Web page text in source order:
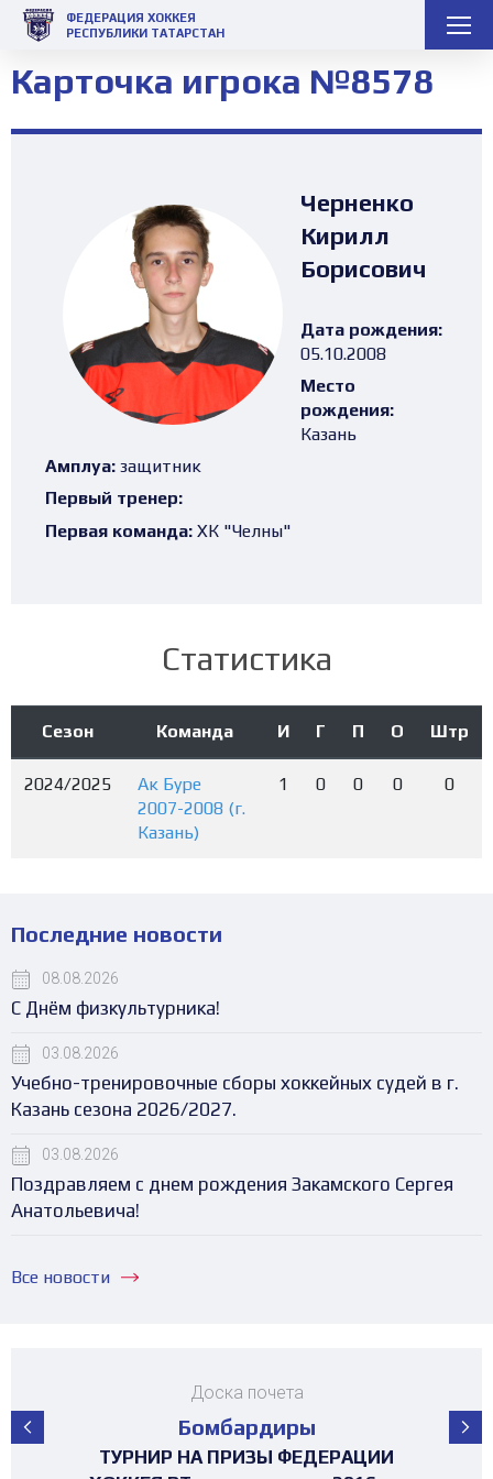
ФЕДЕРАЦИЯ ХОККЕЯ
РЕСПУБЛИКИ ТАТАРСТАН
Карточка игрока №8578
Черненко
Кирилл
Борисович
Дата рождения:
05.10.2008
Место
рождения:
Казань
Амплуа: защитник
Первый тренер:
Первая команда: ХК "Челны"
Статистика
Сезон Команда И Г П О Штр
2024/2025
Ак Буре
2007-2008 (г.
Казань)
1 0 0 0 0
Последние новости
08.08.2026
С Днём физкультурника!
03.08.2026
Учебно-тренировочные сборы хоккейных судей в г.
Казань сезона 2026/2027.
03.08.2026
Поздравляем с днем рождения Закамского Сергея
Анатольевича!
Все новости
Доска почета
Бомбардиры
ТУРНИР НА ПРИЗЫ ФЕДЕРАЦИИ
ПЕРВЕНСТВО РЕСПУБЛИКИ ТАТАРСТАН
ТУРНИР НА ПРИЗЫ ФЕДЕРАЦИИ
ТУРНИР НА ПРИЗЫ ФЕДЕРАЦИИ
ТУРНИР НА ПРИЗЫ ФЕДЕРАЦИИ
ПЕРВЕНСТВО РЕСПУБЛИКИ ТАТАРСТАН
ПЕРВЕНСТВО РЕСПУБЛИКИ ТАТАРСТАН
МАТЧ ЗВЁЗД ПЕРВЕНСТВА РТ среди
ПЕРВЕНСТВО РЕСПУБЛИКИ ТАТАРСТАН
ПЕРВЕНСТВО РЕСПУБЛИКИ ТАТАРСТАН
ТУРНИР НА ПРИЗЫ ФЕДЕРАЦИИ
ПЕРВЕНСТВО РЕСПУБЛИКИ ТАТАРСТАН